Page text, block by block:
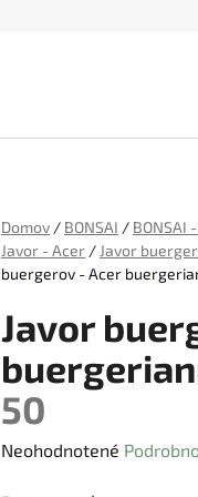
Domov / BONSAI / BONSAI
Javor - Acer / Javor
buergerov - Acer
Javor
50
Priemerné
Neohodnotené